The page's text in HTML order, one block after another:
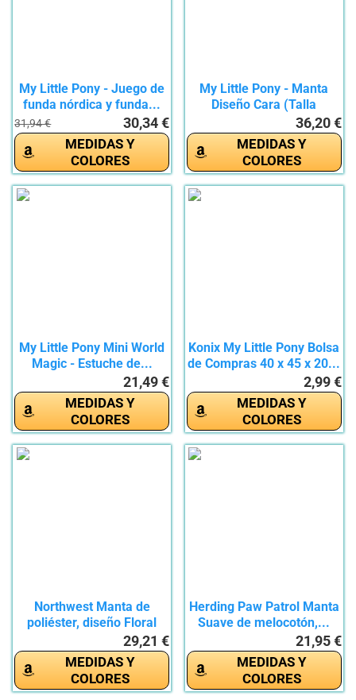
My Little Pony - Juego de
funda nórdica y funda...
31,94 € 30,34 €
MEDIDAS Y
COLORES
My Little Pony - Manta
Diseño Cara (Talla
36,20 €
MEDIDAS Y
COLORES
My Little Pony Mini World
Magic - Estuche de...
21,49 €
MEDIDAS Y
COLORES
Konix My Little Pony Bolsa
de Compras 40 x 45 x 20...
2,99 €
MEDIDAS Y
COLORES
Northwest Manta de
poliéster, diseño Floral
29,21 €
MEDIDAS Y
COLORES
Herding Paw Patrol Manta
Suave de melocotón,...
21,95 €
MEDIDAS Y
COLORES